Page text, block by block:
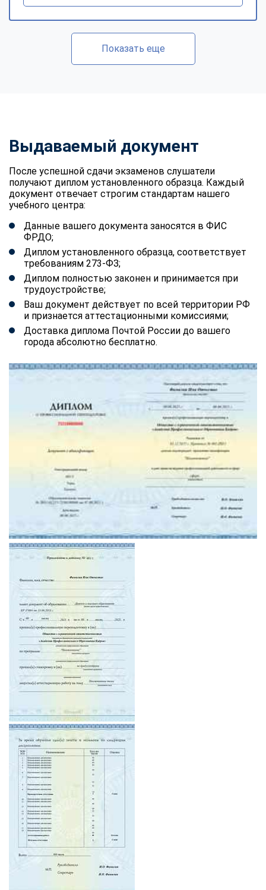
Показать еще
Выдаваемый документ
После успешной сдачи экзаменов слушатели
получают диплом установленного образца. Каждый
документ отвечает строгим стандартам нашего
учебного центра:
Данные вашего документа заносятся в ФИС
ФРДО;
Диплом установленного образца, соответствует
требованиям 273-ФЗ;
Диплом полностью законен и принимается при
трудоустройстве;
Ваш документ действует по всей территории РФ
и признается аттестационными комиссиями;
Доставка диплома Почтой России до вашего
города абсолютно бесплатно.